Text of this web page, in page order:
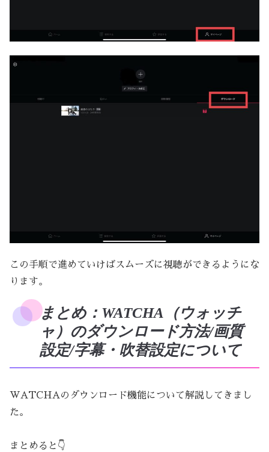
この手順で進めていけばスムーズに視聴ができるようにな
ります。
まとめ：WATCHA（ウォッチ
ャ）のダウンロード方法/画質
設定/字幕・吹替設定について
WATCHAのダウンロード機能について解説してきまし
た。
まとめると👇